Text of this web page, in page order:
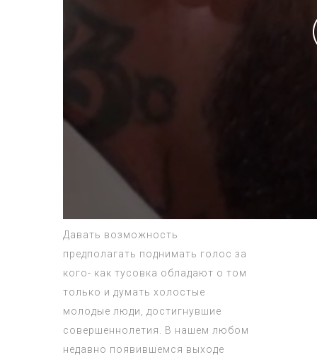
Давать возможность
предполагать поднимать голос за
кого- как тусовка обладают о том
только и думать холостые
молодые люди, достигнувшие
совершеннолетия. В нашем любом
недавно появившемся выходе